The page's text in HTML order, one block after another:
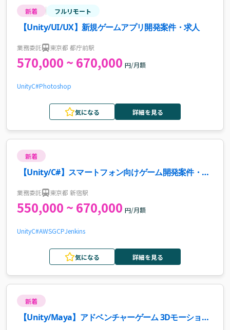
新着 フルリモート
【Unity/UI/UX】新規ゲームアプリ開発案件・求人
業務委託 東京都 都庁前駅
570,000 ~ 670,000 円/月額
UnityC#Photoshop
気になる 詳細を見る
新着
【Unity/C#】スマートフォン向けゲーム開発案件・求
業務委託 東京都 新宿駅
550,000 ~ 670,000 円/月額
UnityC#AWSGCPJenkins
気になる 詳細を見る
新着
【Unity/Maya】アドベンチャーゲーム 3Dモーショ